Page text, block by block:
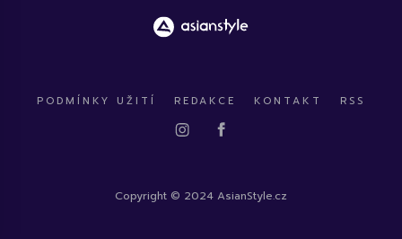
PODMÍNKY UŽITÍ REDAKCE KONTAKT RSS
Copyright © 2024 AsianStyle.cz